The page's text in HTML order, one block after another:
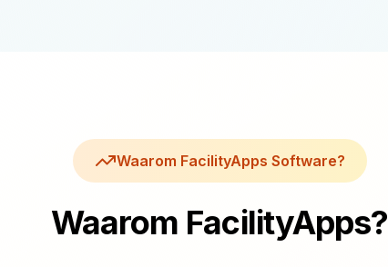
Waarom FacilityApps Software?
Waarom FacilityApps?